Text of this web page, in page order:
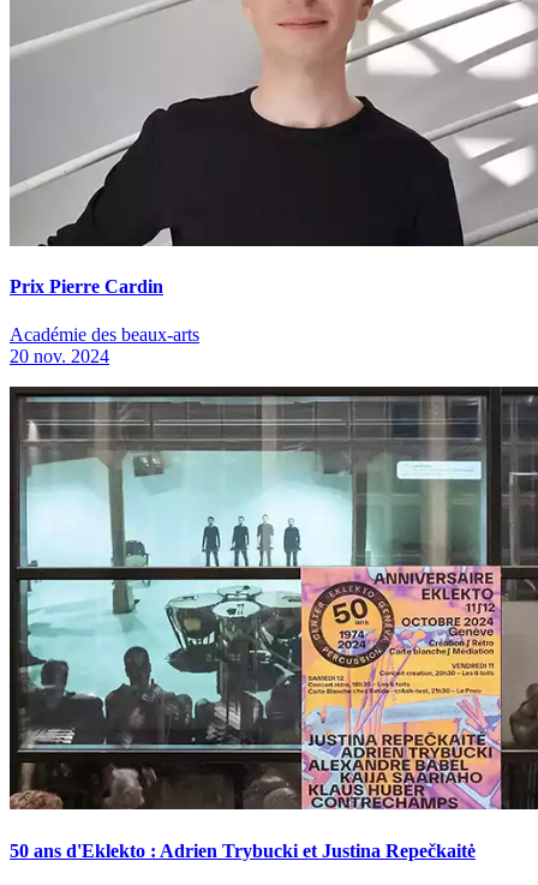
Prix Pierre Cardin
Académie des beaux-arts
20 nov. 2024
50 ans d'Eklekto : Adrien Trybucki et Justina Repečkaitė